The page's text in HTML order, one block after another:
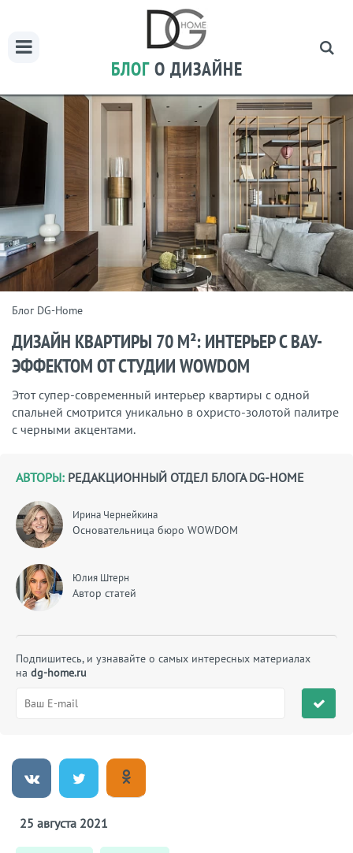
БЛОГ О ДИЗАЙНЕ
Блог DG-Home
ДИЗАЙН КВАРТИРЫ 70 М²: ИНТЕРЬЕР С ВАУ-
ЭФФЕКТОМ ОТ СТУДИИ WOWDOM
Этот супер-современный интерьер квартиры с одной
спальней смотрится уникально в охристо-золотой палитре
с черными акцентами.
АВТОРЫ: РЕДАКЦИОННЫЙ ОТДЕЛ БЛОГА DG-HOME
Ирина Чернейкина
Основательница бюро WOWDOM
Юлия Штерн
Автор статей
Подпишитесь, и узнавайте о самых интересных материалах
на dg-home.ru
25 августа 2021